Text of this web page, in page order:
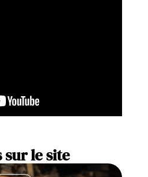
sur le site